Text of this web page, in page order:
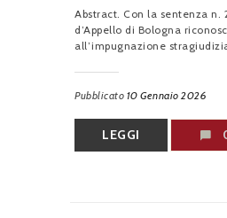
Abstract. Con la sentenza n.
d’Appello di Bologna
all’impugnazione
Pubblicato 10 Gennaio 2026
LEGGI